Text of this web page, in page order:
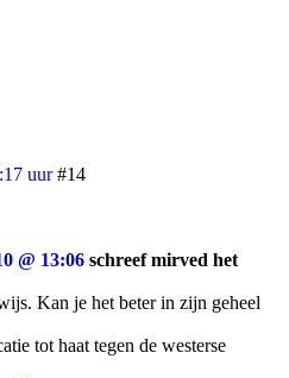
uur #14
@ 13:06 schreef mirved het
Kan je het beter in zijn geheel
tot haat tegen de westerse